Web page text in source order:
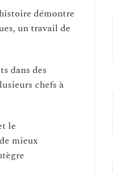
démontre
un travail de
dans des
chefs à
le
mieux